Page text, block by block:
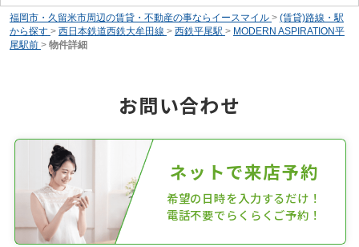
福岡市・久留米市周辺の賃貸・不動産の事ならイースマイル > (賃貸)路線・駅
から探す > 西日本鉄道西鉄大牟田線 > 西鉄平尾駅 > MODERN ASPIRATION平
尾駅前 > 物件詳細
お問い合わせ
ネットで来店予約
希望の日時を入力するだけ！
電話不要でらくらくご予約！